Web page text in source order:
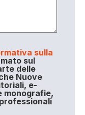
sulla
sul
delle
Nuove
e-
monografie,